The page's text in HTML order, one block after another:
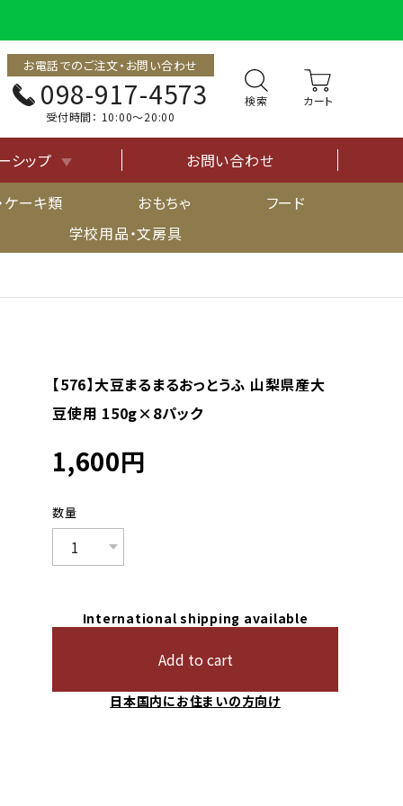
お電話でのご注文・お問い合わせ
098-917-4573
受付時間： 10:00〜20:00
検索
シップ
ついて
お問い合わせ
ケーキ類 おもちゃ
フード
学校用品・文房具
【576】大豆まるまるおっとうふ 山梨県産大
豆使用 150g×8パック
1,600円
数量
International shipping available
Add to cart
日本国内にお住まいの方向け